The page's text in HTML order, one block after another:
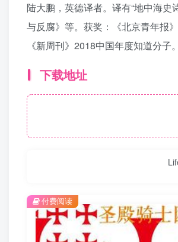
陆大鹏，英德译者。译有“地中海
与反腐》等。获奖：《北京青年报
《新周刊》2018中国年度知道分子。
下载地址
付费阅读